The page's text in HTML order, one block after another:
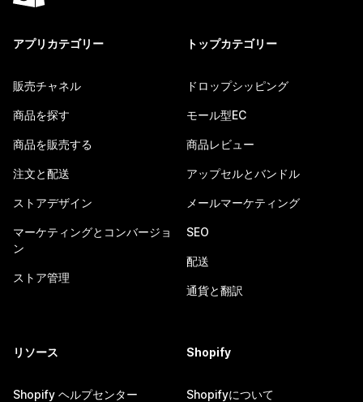
アプリカテゴリー
販売チャネル
商品を探す
商品を販売する
注文と配送
ストアデザイン
マーケティングとコンバージョ
ン
ストア管理
トップカテゴリー
ドロップシッピング
モール型EC
商品レビュー
アップセルとバンドル
メールマーケティング
SEO
配送
通貨と翻訳
リソース
Shopify ヘルプセンター
Shopify
Shopifyについて